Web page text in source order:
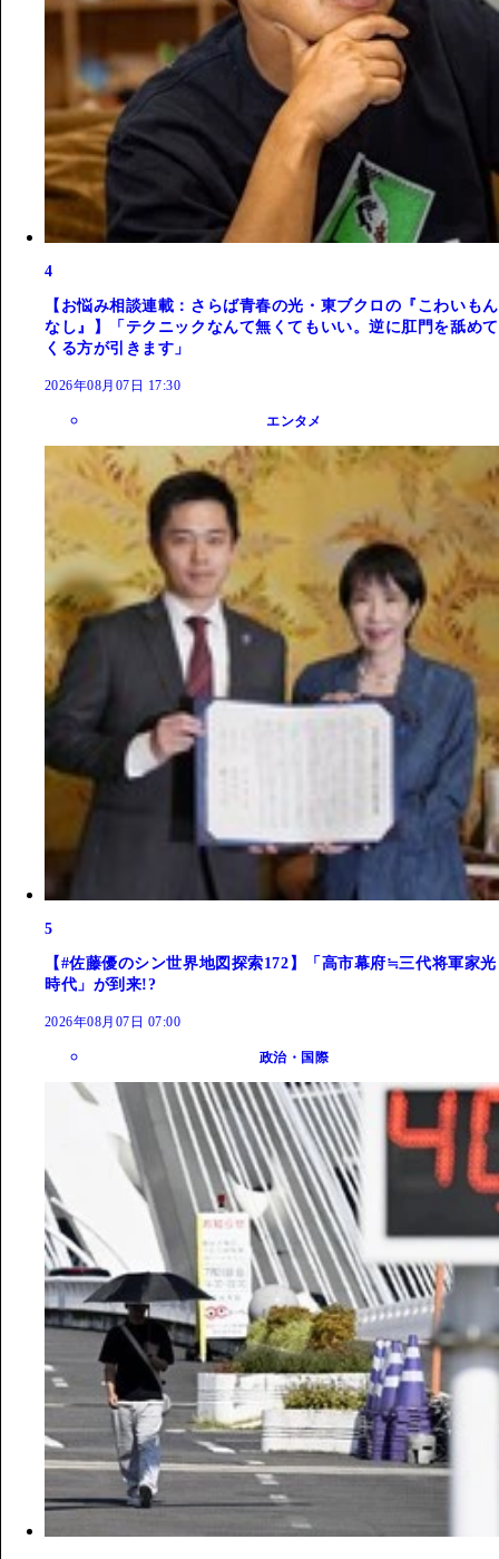
4
【お悩み相談連載：さらば青春の光・東ブクロの『こわいもん
なし』】「テクニックなんて無くてもいい。逆に肛門を舐めて
くる方が引きます」
2026年08月07日 17:30
エンタメ
5
【#佐藤優のシン世界地図探索172】「高市幕府≒三代将軍家光
時代」が到来!?
2026年08月07日 07:00
政治・国際